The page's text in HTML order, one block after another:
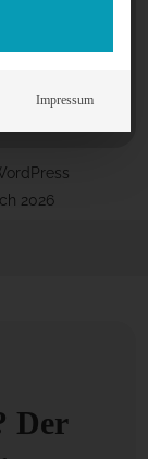
2026
Der
Impressum